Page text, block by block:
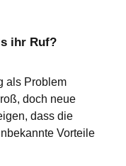
ihr Ruf?
als Problem
doch neue
dass die
Vorteile